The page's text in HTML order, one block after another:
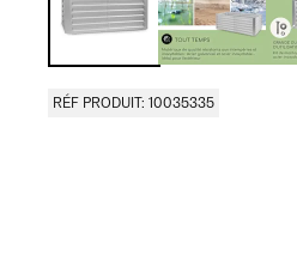
RÉF PRODUIT: 10035335